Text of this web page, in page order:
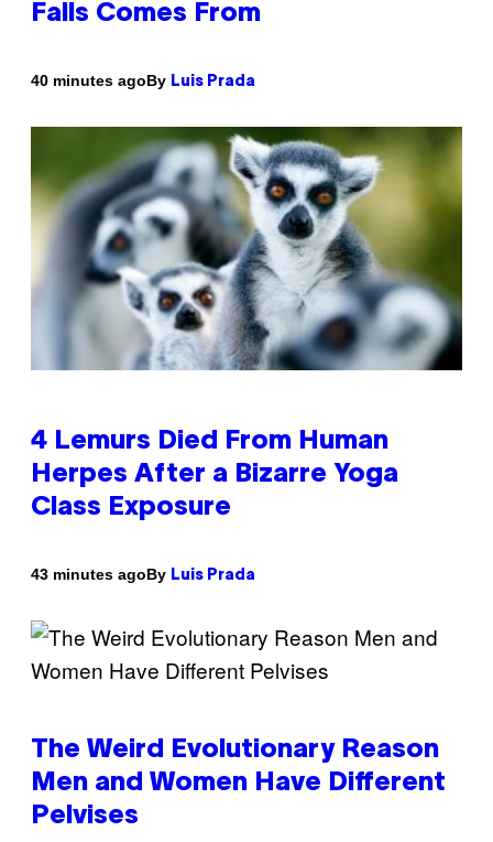
Falls Comes From
40 minutes agoBy Luis Prada
4 Lemurs Died From Human
Herpes After a Bizarre Yoga
Class Exposure
43 minutes agoBy Luis Prada
The Weird Evolutionary Reason
Men and Women Have Different
Pelvises